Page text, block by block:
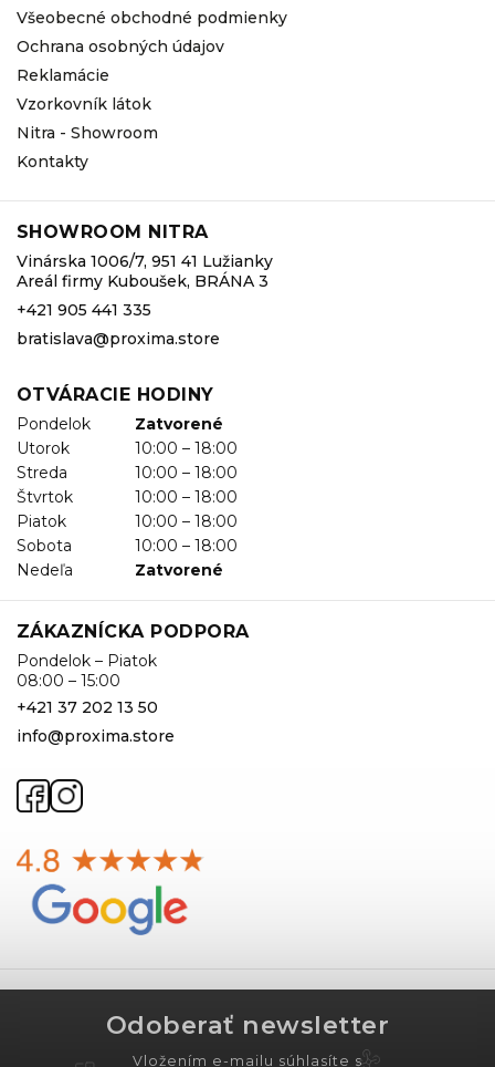
Všeobecné obchodné podmienky
Ochrana osobných údajov
Reklamácie
Vzorkovník látok
Nitra - Showroom
Kontakty
SHOWROOM NITRA
Vinárska 1006/7, 951 41 Lužianky
Areál firmy Kuboušek, BRÁNA 3
+421 905 441 335
bratislava@proxima.store
OTVÁRACIE HODINY
Pondelok
Zatvorené
Utorok
10:00 – 18:00
Streda
10:00 – 18:00
Štvrtok
10:00 – 18:00
Piatok
10:00 – 18:00
Sobota
10:00 – 18:00
Nedeľa
Zatvorené
ZÁKAZNÍCKA PODPORA
Pondelok – Piatok
08:00 – 15:00
+421 37 202 13 50
info@proxima.store
Odoberať newsletter
Vložením e-mailu súhlasíte s